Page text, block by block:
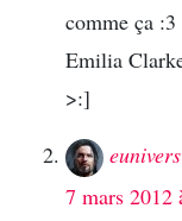
comme ça :3
Emilia
>:]
eunivers
7 mars 2012